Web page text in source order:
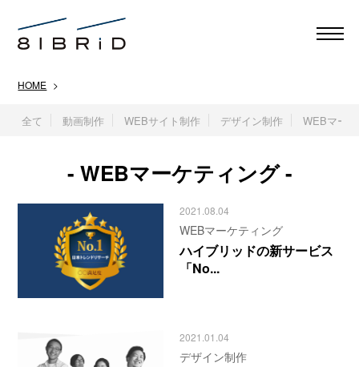
HOME >
全て 動画制作 WEBサイト制作 デザイン制作 WEBマー
- WEBマーケティング -
2021.08.04
WEBマーケティング
ハイブリッドの新サービス
「No...
2021.01.04
デザイン制作